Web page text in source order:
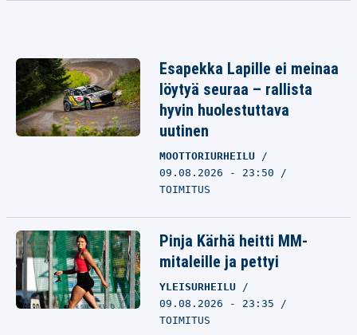
Esapekka Lapille ei meinaa
löytyä seuraa – rallista
hyvin huolestuttava
uutinen
MOOTTORIURHEILU
09.08.2026 - 23:50
TOIMITUS
Pinja Kärhä heitti MM-
mitaleille ja pettyi
YLEISURHEILU
09.08.2026 - 23:35
TOIMITUS